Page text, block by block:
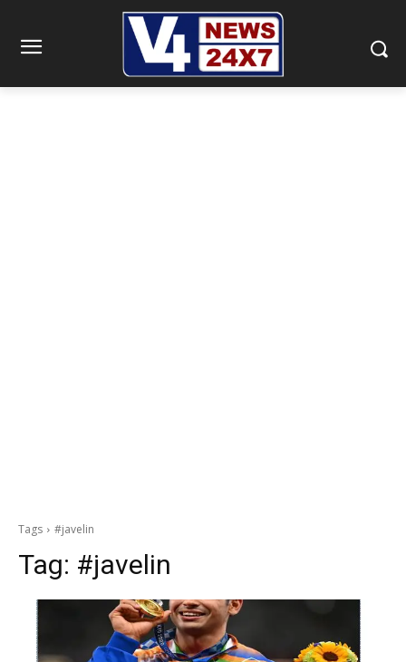
Tags #javelin
Tag: #javelin